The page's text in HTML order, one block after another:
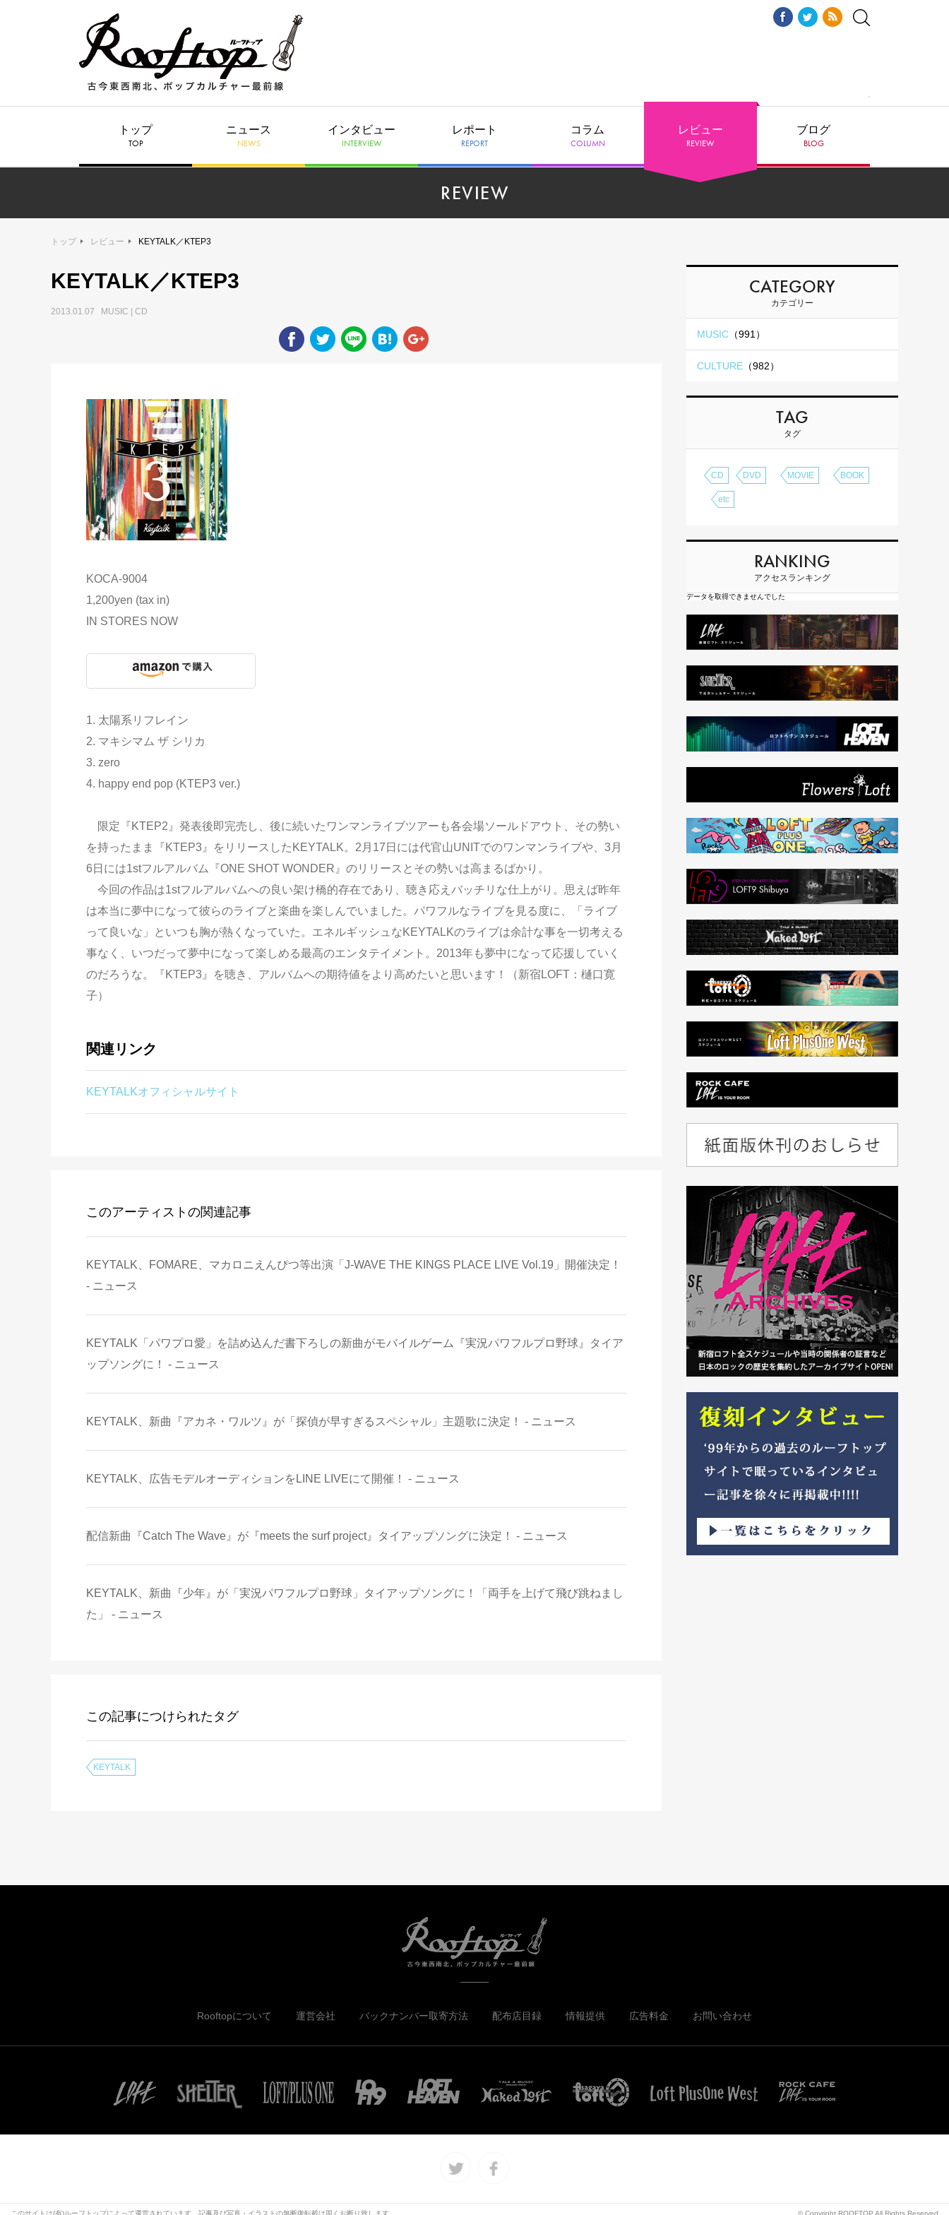
トップ
TOP
ニュース
NEWS
インタビュー
INTERVIEW
レポート
REPORT
コラム
COLUMN
レビュー
REVIEW
ブログ
BLOG
REVIEW
トップ レビュー KEYTALK／KTEP3
KEYTALK／KTEP3
2013.01.07 MUSIC | CD
KOCA-9004
1,200yen (tax in)
IN STORES NOW
1. 太陽系リフレイン
2. マキシマム ザ シリカ
3. zero
4. happy end pop (KTEP3 ver.)
限定『KTEP2』発表後即完売し、後に続いたワンマンライブツアーも各会場ソールドアウト、その勢い
を持ったまま『KTEP3』をリリースしたKEYTALK。2月17日には代官山UNITでのワンマンライブや、3月
6日には1stフルアルバム『ONE SHOT WONDER』のリリースとその勢いは高まるばかり。
今回の作品は1stフルアルバムへの良い架け橋的存在であり、聴き応えバッチリな仕上がり。思えば昨年
は本当に夢中になって彼らのライブと楽曲を楽しんでいました。パワフルなライブを見る度に、「ライブ
って良いな」といつも胸が熱くなっていた。エネルギッシュなKEYTALKのライブは余計な事を一切考える
事なく、いつだって夢中になって楽しめる最高のエンタテイメント。2013年も夢中になって応援していく
のだろうな。『KTEP3』を聴き、アルバムへの期待値をより高めたいと思います！（新宿LOFT：樋口寛
子）
関連リンク
KEYTALKオフィシャルサイト
このアーティストの関連記事
KEYTALK、FOMARE、マカロニえんぴつ等出演「J-WAVE THE KINGS PLACE LIVE Vol.19」開催決定！
- ニュース
KEYTALK「パワプロ愛」を詰め込んだ書下ろしの新曲がモバイルゲーム『実況パワフルプロ野球』タイア
ップソングに！ - ニュース
KEYTALK、新曲『アカネ・ワルツ』が「探偵が早すぎるスペシャル」主題歌に決定！ - ニュース
KEYTALK、広告モデルオーディションをLINE LIVEにて開催！ - ニュース
配信新曲『Catch The Wave』が『meets the surf project』タイアップソングに決定！ - ニュース
KEYTALK、新曲『少年』が「実況パワフルプロ野球」タイアップソングに！「両手を上げて飛び跳ねまし
た」 - ニュース
この記事につけられたタグ
KEYTALK
CATEGORY
カテゴリー
MUSIC （991）
CULTURE （982）
TAG
タグ
CD DVD MOVIE BOOK
etc
RANKING
アクセスランキング
データを取得できませんでした
Rooftopについて 運営会社 バックナンバー取寄方法 配布店目録 情報提供 広告料金 お問い合わせ